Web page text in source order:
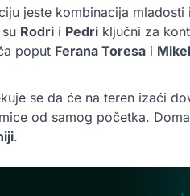
jeste kombinacija mladosti
Rodri i Pedri ključni za
poput Ferana Toresa i
se da će na teren izaći
od samog početka.
.